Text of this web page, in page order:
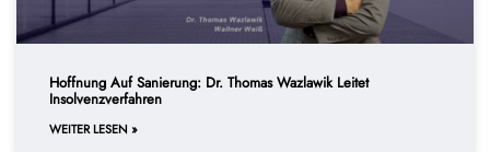
Hoffnung Auf Sanierung: Dr. Thomas Wazlawik Leitet
Insolvenzverfahren
WEITER LESEN »